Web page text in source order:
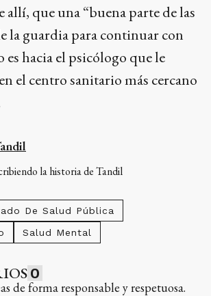
allí, que una “buena parte de las
la guardia para continuar con
hacia el psicólogo que le
el centro sanitario más cercano
la historia de Tandil
De Salud Pública
Salud Mental
0
de forma responsable y respetuosa.